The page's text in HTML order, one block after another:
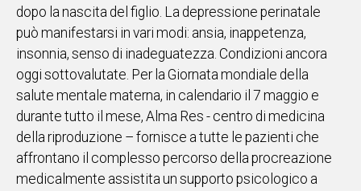
ALTRE
NOTIZIE
POLITICA
IN
ITALIA
NEL
MONDO
SPORT
EVENTI
dopo la nascita del figlio. La depressione perinatale
può manifestarsi in vari modi: ansia, inappetenza,
insonnia, senso di inadeguatezza. Condizioni ancora
oggi sottovalutate. Per la Giornata mondiale della
salute mentale materna, in calendario il 7 maggio e
durante tutto il mese, Alma Res - centro di medicina
della riproduzione – fornisce a tutte le pazienti che
affrontano il complesso percorso della procreazione
medicalmente assistita un supporto psicologico a